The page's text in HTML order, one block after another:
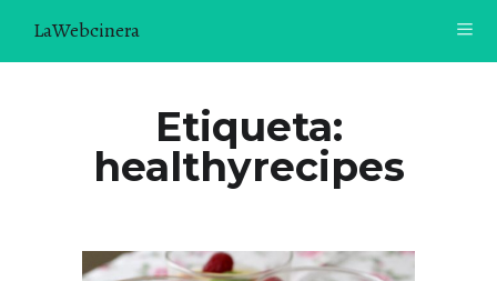
LaWebcinera
VIDEORECETAS
SOBRE MÍ
Etiqueta:
healthyrecipes